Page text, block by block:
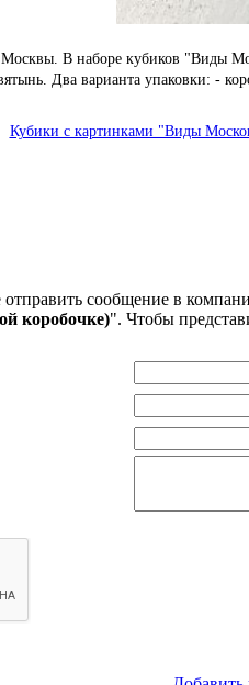
В наборе кубиков "Виды
Два варианта упаковки: -
Кубики с картинками "Виды
сообщение в
коробочке)". Чтобы